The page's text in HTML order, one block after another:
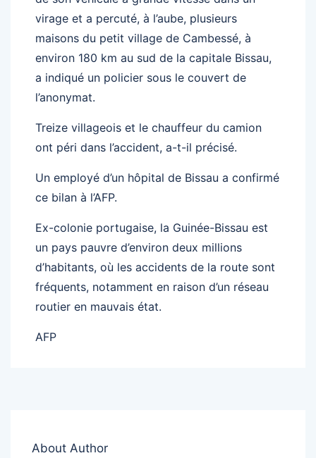
virage et a percuté, à l’aube, plusieurs
maisons du petit village de Cambessé, à
environ 180 km au sud de la capitale Bissau,
a indiqué un policier sous le couvert de
l’anonymat.
Treize villageois et le chauffeur du camion
ont péri dans l’accident, a-t-il précisé.
Un employé d’un hôpital de Bissau a confirmé
ce bilan à l’AFP.
Ex-colonie portugaise, la Guinée-Bissau est
un pays pauvre d’environ deux millions
d’habitants, où les accidents de la route sont
fréquents, notamment en raison d’un réseau
routier en mauvais état.
AFP
About Author